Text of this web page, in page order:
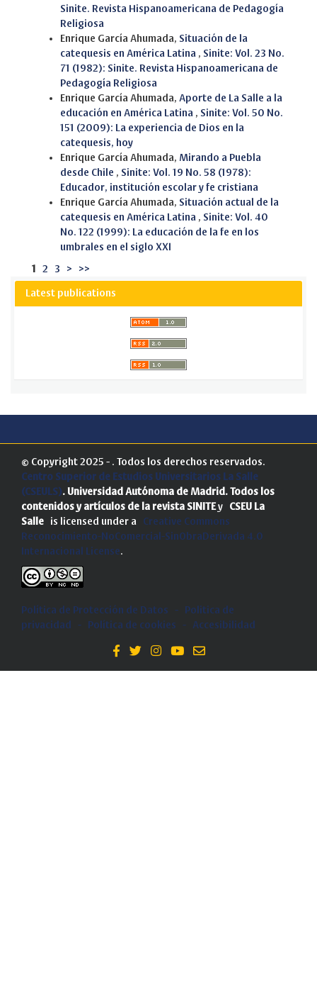
Sinite. Revista Hispanoamericana de Pedagogía
Religiosa
Enrique García Ahumada, Situación de la
catequesis en América Latina , Sinite: Vol. 23 No.
71 (1982): Sinite. Revista Hispanoamericana de
Pedagogía Religiosa
Enrique García Ahumada, Aporte de La Salle a la
educación en América Latina , Sinite: Vol. 50 No.
151 (2009): La experiencia de Dios en la
catequesis, hoy
Enrique García Ahumada, Mirando a Puebla
desde Chile , Sinite: Vol. 19 No. 58 (1978):
Educador, institución escolar y fe cristiana
Enrique García Ahumada, Situación actual de la
catequesis en América Latina , Sinite: Vol. 40
No. 122 (1999): La educación de la fe en los
umbrales en el siglo XXI
1 2 3 > >>
Latest publications
© Copyright 2025 - . Todos los derechos reservados.
Centro Superior de Estudios Universitarios La Salle
(CSEULS). Universidad Autónoma de Madrid. Todos los
contenidos y artículos de la revista SINITEy CSEU La
Salle is licensed under a Creative Commons
Reconocimiento-NoComercial-SinObraDerivada 4.0
Internacional License.
Política de Protección de Datos - Politica de
privacidad
- Política de cookies - Accesibilidad